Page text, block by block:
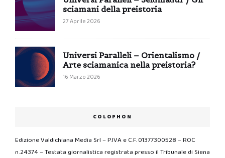
sciamani della preistoria
27 Aprile 2026
Universi Paralleli – Orientalismo /
Arte sciamanica nella preistoria?
16 Marzo 2026
COLOPHON
Edizione Valdichiana Media Srl – P.IVA e C.F. 01377300528 – ROC
n.24374 – Testata giornalistica registrata presso il Tribunale di Siena